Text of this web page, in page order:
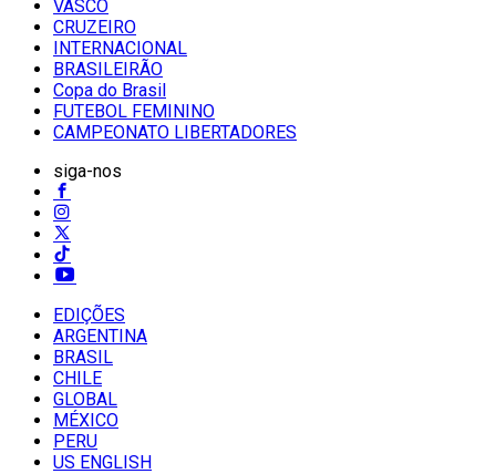
VASCO
CRUZEIRO
INTERNACIONAL
BRASILEIRÃO
Copa do Brasil
FUTEBOL FEMININO
CAMPEONATO LIBERTADORES
siga-nos
EDIÇÕES
ARGENTINA
BRASIL
CHILE
GLOBAL
MÉXICO
PERU
US ENGLISH